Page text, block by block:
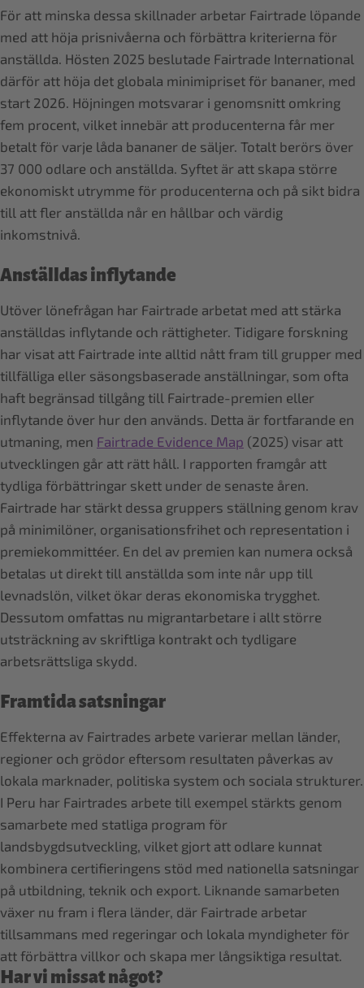
För att minska dessa skillnader arbetar Fairtrade löpande
med att höja prisnivåerna och förbättra kriterierna för
anställda. Hösten 2025 beslutade Fairtrade International
därför att höja det globala minimipriset för bananer, med
start 2026. Höjningen motsvarar i genomsnitt omkring
fem procent, vilket innebär att producenterna får mer
betalt för varje låda bananer de säljer. Totalt berörs över
37 000 odlare och anställda. Syftet är att skapa större
ekonomiskt utrymme för producenterna och på sikt bidra
till att fler anställda når en hållbar och värdig
inkomstnivå.
Anställdas inflytande
Utöver lönefrågan har Fairtrade arbetat med att stärka
anställdas inflytande och rättigheter. Tidigare forskning
har visat att Fairtrade inte alltid nått fram till grupper med
tillfälliga eller säsongsbaserade anställningar, som ofta
haft begränsad tillgång till Fairtrade-premien eller
inflytande över hur den används. Detta är fortfarande en
utmaning, men Fairtrade Evidence Map (2025) visar att
utvecklingen går att rätt håll. I rapporten framgår att
tydliga förbättringar skett under de senaste åren.
Fairtrade har stärkt dessa gruppers ställning genom krav
på minimilöner, organisationsfrihet och representation i
premiekommittéer. En del av premien kan numera också
betalas ut direkt till anställda som inte når upp till
levnadslön, vilket ökar deras ekonomiska trygghet.
Dessutom omfattas nu migrantarbetare i allt större
utsträckning av skriftliga kontrakt och tydligare
arbetsrättsliga skydd.
Framtida satsningar
Effekterna av Fairtrades arbete varierar mellan länder,
regioner och grödor eftersom resultaten påverkas av
lokala marknader, politiska system och sociala strukturer.
I Peru har Fairtrades arbete till exempel stärkts genom
samarbete med statliga program för
landsbygdsutveckling, vilket gjort att odlare kunnat
kombinera certifieringens stöd med nationella satsningar
på utbildning, teknik och export. Liknande samarbeten
växer nu fram i flera länder, där Fairtrade arbetar
tillsammans med regeringar och lokala myndigheter för
att förbättra villkor och skapa mer långsiktiga resultat.
Har vi missat något?